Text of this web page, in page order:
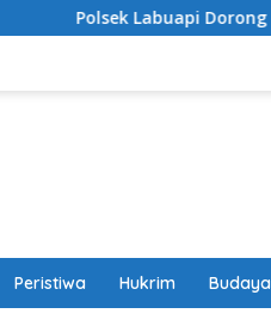
Dorong Kemandirian
Peristiwa Hukrim Budaya